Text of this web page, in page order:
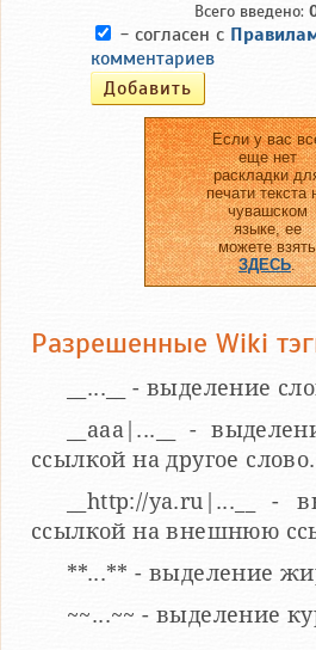
Всего введено:
- согласен с
комментариев
Если у вас
еще нет
раскладки
печати текста
чувашском
языке, ее
можете взять
ЗДЕСЬ.
Разрешенные Wiki
__...__ - выделение
__aaa|...__ -
ссылкой на другое слово.
__http://ya.ru|...__ -
ссылкой на внешнюю
**...** - выделение
~~...~~ - выделение